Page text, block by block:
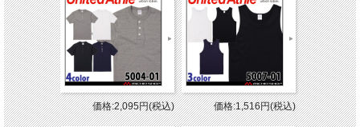
価格:2,095円(税込) 価格:1,516円(税込)